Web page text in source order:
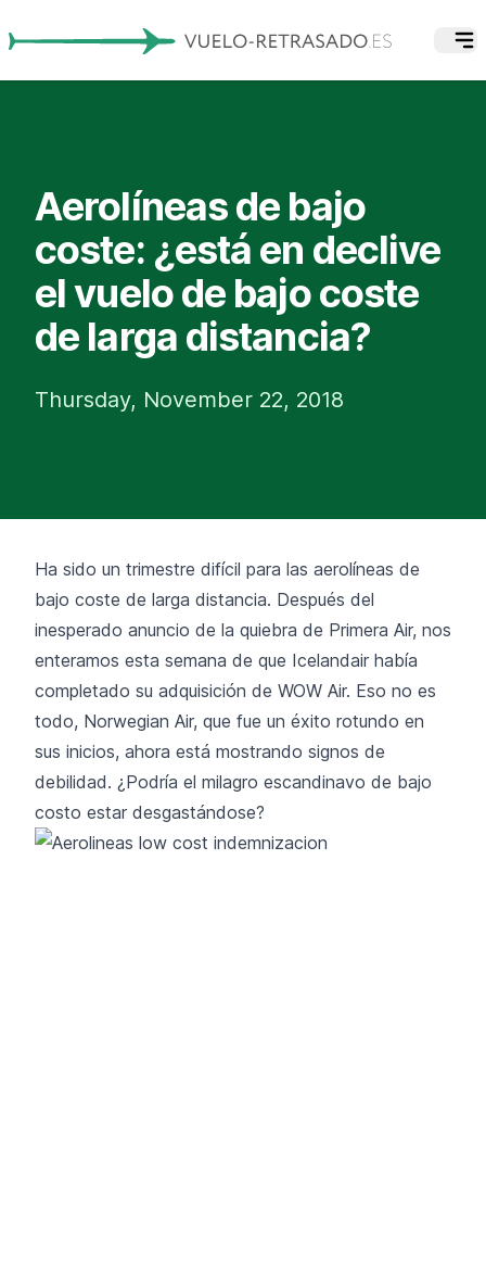
Aerolíneas de bajo
coste: ¿está en declive
el vuelo de bajo coste
de larga distancia?
Thursday, November 22, 2018
Ha sido un trimestre difícil para las aerolíneas de
bajo coste de larga distancia. Después del
inesperado anuncio de la quiebra de Primera Air, nos
enteramos esta semana de que Icelandair había
completado su adquisición de WOW Air. Eso no es
todo, Norwegian Air, que fue un éxito rotundo en
sus inicios, ahora está mostrando signos de
debilidad. ¿Podría el milagro escandinavo de bajo
costo estar desgastándose?